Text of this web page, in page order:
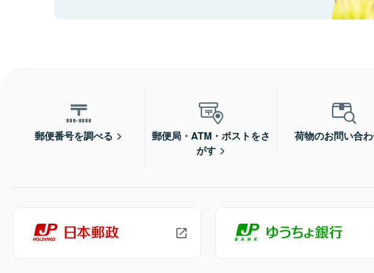
郵便番号を調べる
郵便局・ATM・ポストをさ
がす
荷物のお問い合